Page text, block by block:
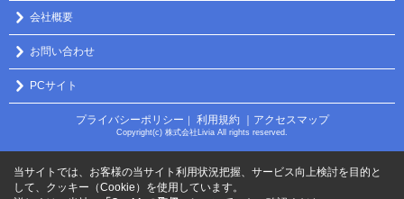
会社概要
お問い合わせ
PCサイト
プライバシーポリシー 利用規約 ｜アクセスマップ
Copyright(c) 株式会社Livia All rights reserved.
当サイトでは、お客様の当サイト利用状況把握、サービス向上検討を目的と
して、クッキー（Cookie）を使用しています。